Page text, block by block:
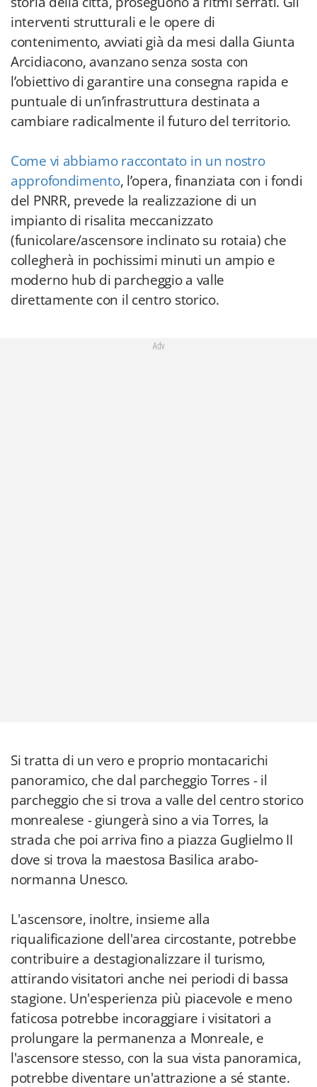
interventi strutturali e le opere di
contenimento, avviati già da mesi dalla Giunta
Arcidiacono, avanzano senza sosta con
l’obiettivo di garantire una consegna rapida e
puntuale di un’infrastruttura destinata a
cambiare radicalmente il futuro del territorio.
Come vi abbiamo raccontato in un nostro
approfondimento, l’opera, finanziata con i fondi
del PNRR, prevede la realizzazione di un
impianto di risalita meccanizzato
(funicolare/ascensore inclinato su rotaia) che
collegherà in pochissimi minuti un ampio e
moderno hub di parcheggio a valle
direttamente con il centro storico.
Adv
Si tratta di un vero e proprio montacarichi
panoramico, che dal parcheggio Torres - il
parcheggio che si trova a valle del centro storico
monrealese - giungerà sino a via Torres, la
strada che poi arriva fino a piazza Guglielmo II
dove si trova la maestosa Basilica arabo-
normanna Unesco.
L'ascensore, inoltre, insieme alla
riqualificazione dell'area circostante, potrebbe
contribuire a destagionalizzare il turismo,
attirando visitatori anche nei periodi di bassa
stagione. Un'esperienza più piacevole e meno
faticosa potrebbe incoraggiare i visitatori a
prolungare la permanenza a Monreale, e
l'ascensore stesso, con la sua vista panoramica,
potrebbe diventare un'attrazione a sé stante.